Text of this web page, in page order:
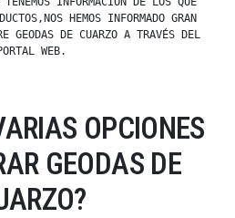
HEMOS INFORMADO GRAN
GEODAS DE CUARZO A TRAVÉS DEL
WEB.
OPCIONES
GEODAS DE